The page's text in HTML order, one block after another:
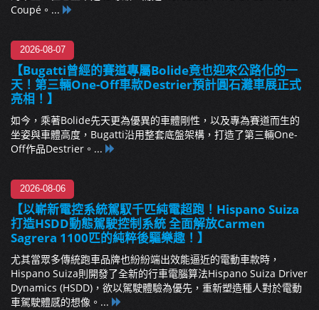
Coupé。...
2026-08-07
【Bugatti曾經的賽道專屬Bolide竟也迎來公路化的一
天！第三輛One-Off車款Destrier預計圓石灘車展正式
亮相！】
如今，乘著Bolide先天更為優異的車體剛性，以及專為賽道而生的
坐姿與車體高度，Bugatti沿用整套底盤架構，打造了第三輛One-
Off作品Destrier。...
2026-08-06
【以嶄新電控系統駕馭千匹純電超跑！Hispano Suiza
打造HSDD動態駕駛控制系統 全面解放Carmen
Sagrera 1100匹的純粹後驅樂趣！】
尤其當眾多傳統跑車品牌也紛紛端出效能逼近的電動車款時，
Hispano Suiza則開發了全新的行車電腦算法Hispano Suiza Driver
Dynamics (HSDD)，欲以駕駛體驗為優先，重新塑造種人對於電動
車駕駛體感的想像。...